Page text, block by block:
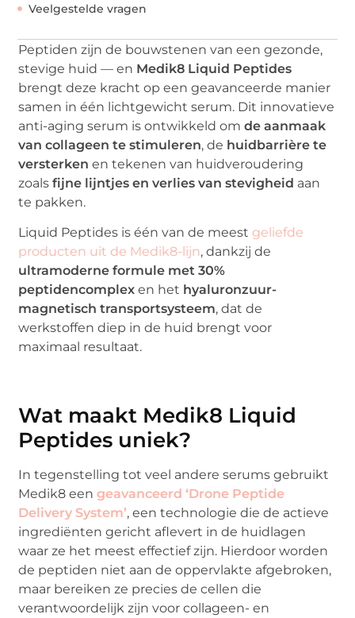
Veelgestelde vragen
Peptiden zijn de bouwstenen van een gezonde,
stevige huid — en Medik8 Liquid Peptides
brengt deze kracht op een geavanceerde manier
samen in één lichtgewicht serum. Dit innovatieve
anti-aging serum is ontwikkeld omde aanmaak
van collageen te stimuleren, de huidbarrière te
versterken en tekenen van huidveroudering
zoalsfijne lijntjes en verlies van stevigheid aan
te pakken.
Liquid Peptides is één van de meest geliefde
producten uit de Medik8-lijn, dankzij de
ultramoderne formule met 30%
peptidencomplex en het hyaluronzuur-
magnetisch transportsysteem, dat de
werkstoffen diep in de huid brengt voor
maximaal resultaat.
Wat maakt Medik8 Liquid
Peptides uniek?
In tegenstelling tot veel andere serums gebruikt
Medik8 eengeavanceerd ‘Drone Peptide
Delivery System’, een technologie die de actieve
ingrediënten gericht aflevert in de huidlagen
waar ze het meest effectief zijn. Hierdoor worden
de peptiden niet aan de oppervlakte afgebroken,
maar bereiken ze precies de cellen die
verantwoordelijk zijn voor collageen- en